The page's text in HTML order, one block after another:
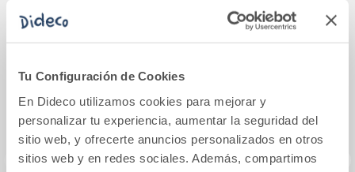
Tu Configuración de Cookies
En Dideco utilizamos cookies para mejorar y
personalizar tu experiencia, aumentar la seguridad del
sitio web, y ofrecerte anuncios personalizados en otros
sitios web y en redes sociales. Además, compartimos